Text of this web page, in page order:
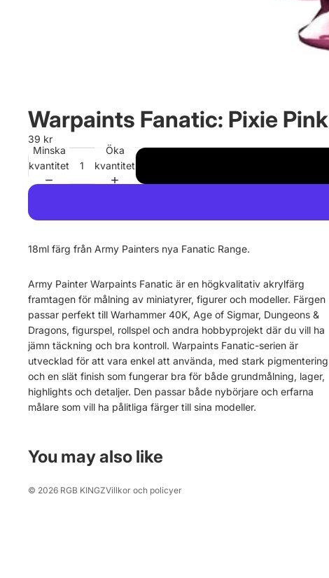
Warpaints Fanatic: Pixie Pink
39 kr
Minska
kvantitet
Öka
kvantitet
18ml färg från Army Painters nya Fanatic Range.
Army Painter Warpaints Fanatic är en högkvalitativ akrylfärg
framtagen för målning av miniatyrer, figurer och modeller. Färgen
passar perfekt till Warhammer 40K, Age of Sigmar, Dungeons &
Dragons, figurspel, rollspel och andra hobbyprojekt där du vill ha
jämn täckning och bra kontroll. Warpaints Fanatic-serien är
utvecklad för att vara enkel att använda, med stark pigmentering
och en slät finish som fungerar bra för både grundmålning, lager,
highlights och detaljer. Den passar både nybörjare och erfarna
målare som vill ha pålitliga färger till sina modeller.
You may also like
© 2026 RGB KINGZVillkor och policyer
Återbetalningspolicy
Integritetspolicy
Användarvillkor
Rättsligt meddelande